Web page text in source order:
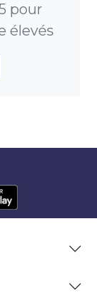
pour
élevés